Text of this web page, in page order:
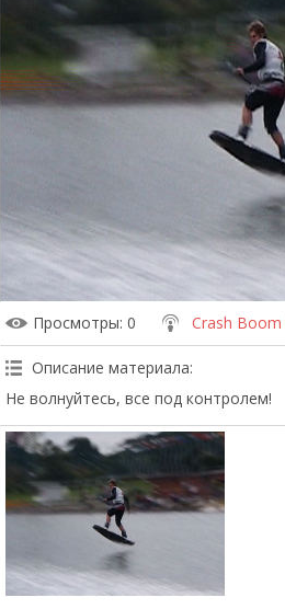
Просмотры: 0 Crash
Описание материала:
Не волнуйтесь, все под контролем!